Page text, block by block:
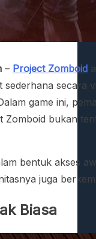
– Project Zomboid
secara
game ini,
Zomboid bukan
bentuk akses
juga
Biasa